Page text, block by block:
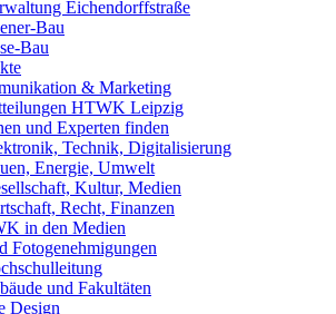
Eichendorffstraße
Bau
Bau
& Marketing
HTWK Leipzig
und Experten finden
Technik, Digitalisierung
Energie, Umwelt
Kultur, Medien
Recht, Finanzen
in den Medien
Fotogenehmigungen
und Fakultäten
Design